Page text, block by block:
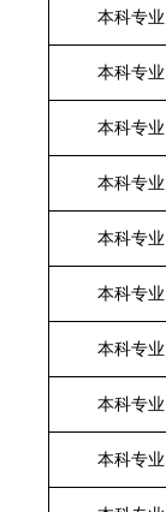
本科专业
本科专业
本科专业
本科专业
本科专业
本科专业
本科专业
本科专业
本科专业